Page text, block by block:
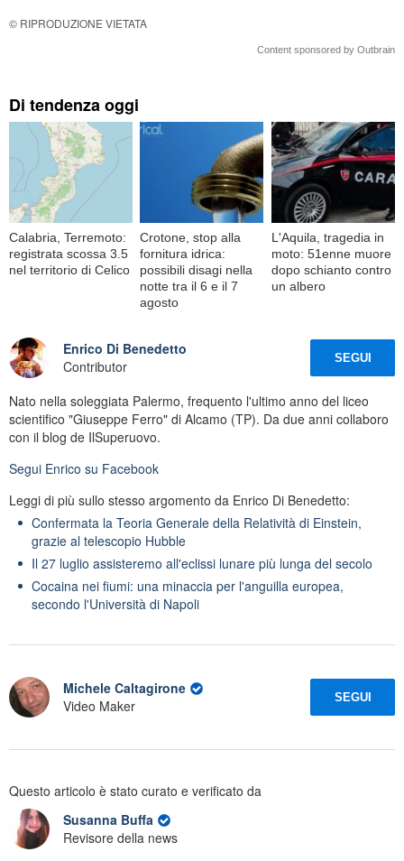
© RIPRODUZIONE VIETATA
Content sponsored by Outbrain
Di tendenza oggi
Calabria, Terremoto:
registrata scossa 3.5
nel territorio di Celico
Crotone, stop alla
fornitura idrica:
possibili disagi nella
notte tra il 6 e il 7
agosto
L'Aquila, tragedia in
moto: 51enne muore
dopo schianto contro
un albero
Enrico Di Benedetto
Contributor
SEGUI
Nato nella soleggiata Palermo, frequento l'ultimo anno del liceo
scientifico "Giuseppe Ferro" di Alcamo (TP). Da due anni collaboro
con il blog de IlSuperuovo.
Segui Enrico su Facebook
Leggi di più sullo stesso argomento da Enrico Di Benedetto:
Confermata la Teoria Generale della Relatività di Einstein,
grazie al telescopio Hubble
Il 27 luglio assisteremo all'eclissi lunare più lunga del secolo
Cocaina nei fiumi: una minaccia per l'anguilla europea,
secondo l'Università di Napoli
Michele Caltagirone
Video Maker
SEGUI
Questo articolo è stato curato e verificato da
Susanna Buffa
Revisore della news